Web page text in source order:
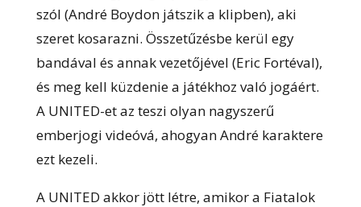
szól (André Boydon játszik a klipben), aki
szeret kosarazni. Összetűzésbe kerül egy
bandával és annak vezetőjével (Eric Fortéval),
és meg kell küzdenie a játékhoz való jogáért.
A UNITED-et az teszi olyan nagyszerű
emberjogi videóvá, ahogyan André karaktere
ezt kezeli.
A UNITED akkor jött létre, amikor a Fiatalok